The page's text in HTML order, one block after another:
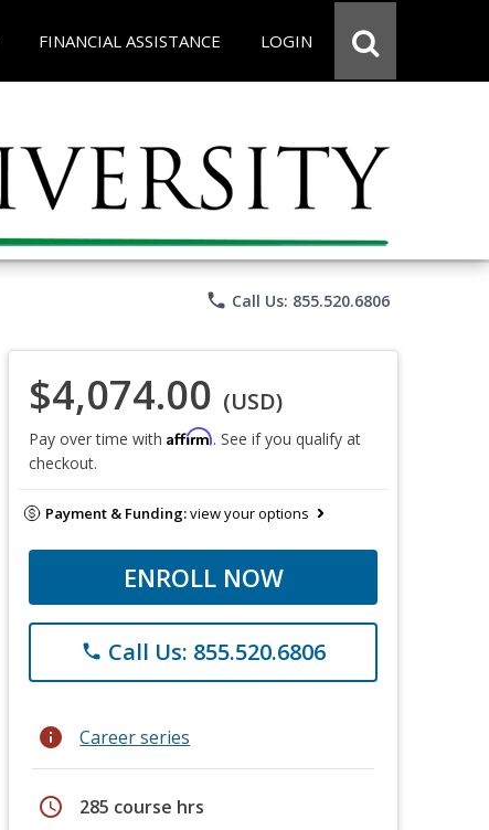
FINANCIAL ASSISTANCE LOGIN
phone Call Us: 855.520.6806
$4,074.00 (USD)
Pay over time with Affirm. See if you qualify at
checkout.
Payment & Funding:view your options
ENROLL NOW
phone Call Us: 855.520.6806
info Career series
schedule 285 course hrs